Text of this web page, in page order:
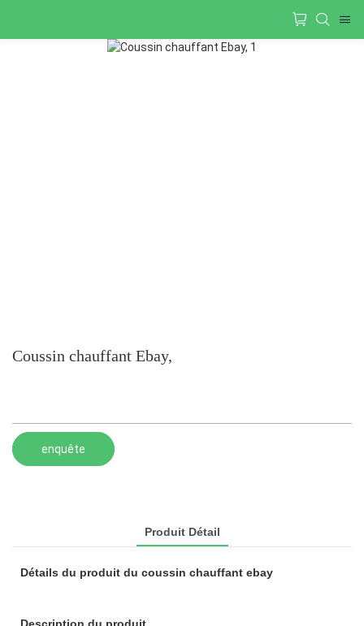
Coussin chauffant Ebay,
enquête
Produit Détail
Détails du produit du coussin chauffant ebay